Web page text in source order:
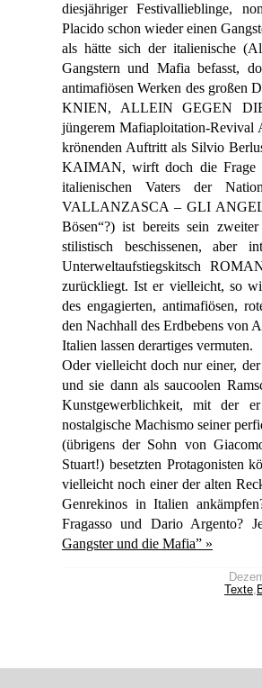
diesjähriger Festivallieblinge,
Placido schon wieder einen
als hätte sich der italienische
Gangstern und Mafia befasst,
antimafiösen Werken des
KNIEN, ALLEIN GEGEN
jüngerem Mafiaploitation-
krönenden Auftritt als Silvio
KAIMAN, wirft doch die Frage
italienischen Vaters der
VALLANZASCA – GLI
Bösen“?) ist bereits sein
stilistisch beschissenen, aber
Unterweltaufstiegskitsch
zurückliegt. Ist er vielleicht, so
des engagierten, antimafiösen,
den Nachhall des Erdbebens von
Italien lassen derartiges vermuten.
Oder vielleicht doch nur einer,
und sie dann als saucoolen
Kunstgewerblichkeit, mit der
nostalgische Machismo seiner
(übrigens der Sohn von
Stuart!) besetzten Protagonisten
vielleicht noch einer der alten
Genrekinos in Italien
Fragasso und Dario Argento?
Gangster und die Mafia” »
Texte,